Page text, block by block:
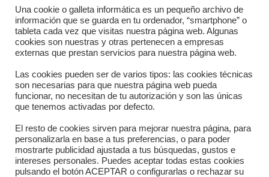
Directorio departamentos
Horario
Formulario de contacto
Una cookie o galleta informática es un pequeño archivo de
información que se guarda en tu ordenador, “smartphone” o
tableta cada vez que visitas nuestra página web. Algunas
cookies son nuestras y otras pertenecen a empresas
externas que prestan servicios para nuestra página web.
Las cookies pueden ser de varios tipos: las cookies técnicas
son necesarias para que nuestra página web pueda
funcionar, no necesitan de tu autorización y son las únicas
que tenemos activadas por defecto.
El resto de cookies sirven para mejorar nuestra página, para
personalizarla en base a tus preferencias, o para poder
mostrarte publicidad ajustada a tus búsquedas, gustos e
intereses personales. Puedes aceptar todas estas cookies
pulsando el botón ACEPTAR o configurarlas o rechazar su